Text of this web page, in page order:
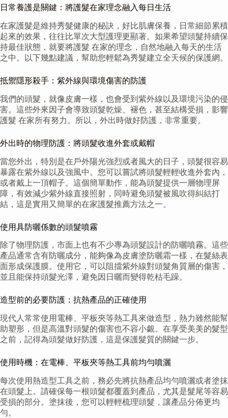
日常養護是關鍵：將護髮在家理念融入每日生活
在家護髮是維持秀髮健康的秘訣，好比肌膚保養，日常細節累積
起來的效果，往往比單次大型護理更顯著。如果希望頭髮持續保
持最佳狀態，就要將護髮 在家的理念，自然地融入每天的生活
之中。以下幾點建議，幫助您輕鬆為秀髮建立全天候的保護網。
抵禦隱形殺手：紫外線與環境傷害的防護
我們的頭髮，就像皮膚一樣，也會受到紫外線以及環境污染的侵
害。這些外來因子會導致頭髮乾燥、褪色，甚至結構受損，影響
護髮 在家所有努力。所以，外出時做好防護，非常重要。
外出時的物理防護：將頭髮收進外套或戴帽
當您外出，特別是在戶外陽光強烈或者風大的日子，頭髮很容易
暴露在紫外線以及強風中。您可以嘗試將頭髮輕輕收進外套內，
或者戴上一頂帽子。這個簡單動作，能為頭髮提供一層物理屏
障，有效減少紫外線直接照射，同時避免頭髮被風吹得糾結打
結，這是實用又簡單的在家護髮推薦方法之一。
使用具防曬係數的頭髮噴霧
除了物理防護，市面上也有不少專為頭髮設計的防曬噴霧。這些
產品通常含有防曬成分，能夠像為皮膚塗防曬霜一樣，在髮絲表
面形成保護膜。使用它，可以阻擋紫外線對頭髮角質層的傷害，
並且能保持頭髮光澤，避免因日曬而變得乾枯毛躁。
造型前的必要防護：抗熱產品的正確使用
現代人常常使用電棒、平板夾等熱工具來做造型，熱力雖然能幫
助塑形，但是高溫對頭髮的傷害也不容小覷。在享受美美的髮型
之前，記得為頭髮做好防護，這是保護髮質的關鍵一步。
使用時機：在電棒、平板夾等熱工具前均勻噴灑
每次使用熱造型工具之前，務必先將抗熱產品均勻噴灑或者塗抹
在頭髮上。請確保每一根頭髮都覆蓋到產品，尤其是髮尾等容易
受損的部分。塗抹後，您可以輕輕梳理頭髮，讓產品分佈更均
勻。